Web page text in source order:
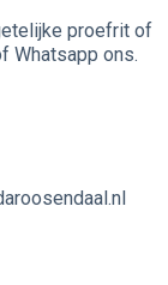
proefrit of
Whatsapp ons.